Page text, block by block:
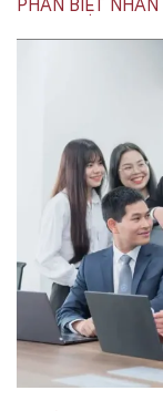
PHÂN BIỆT